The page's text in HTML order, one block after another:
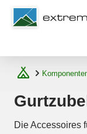
Shopware
Die Accessoires